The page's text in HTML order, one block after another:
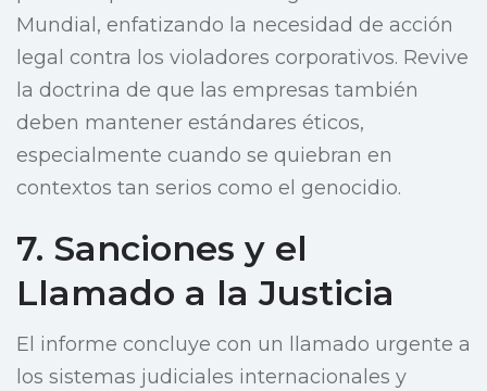
Mundial, enfatizando la necesidad de acción
legal contra los violadores corporativos. Revive
la doctrina de que las empresas también
deben mantener estándares éticos,
especialmente cuando se quiebran en
contextos tan serios como el genocidio.
7. Sanciones y el
Llamado a la Justicia
El informe concluye con un llamado urgente a
los sistemas judiciales internacionales y